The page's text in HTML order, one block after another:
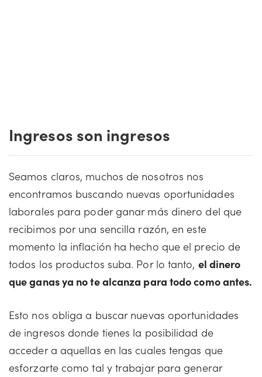
Ingresos son ingresos
Seamos claros, muchos de nosotros nos
encontramos buscando nuevas oportunidades
laborales para poder ganar más dinero del que
recibimos por una sencilla razón, en este
momento la inflación ha hecho que el precio de
todos los productos suba. Por lo tanto, el dinero
que ganas ya no te alcanza para todo como antes.
Esto nos obliga a buscar nuevas oportunidades
de ingresos donde tienes la posibilidad de
acceder a aquellas en las cuales tengas que
esforzarte como tal y trabajar para generar